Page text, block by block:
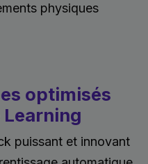
physiques
optimisés
puissant et innovant